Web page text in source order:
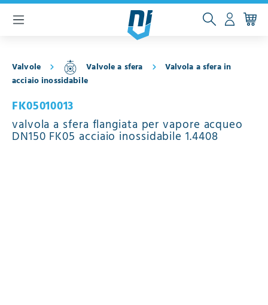
principale
Valvole Valvole a sfera
Valvola a sfera in
acciaio inossidabile
FK05010013
valvola a sfera flangiata per vapore acqueo
DN150 FK05 acciaio inossidabile 1.4408